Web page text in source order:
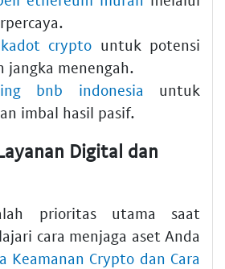
crypto untuk potensi
jangka menengah.
bnb indonesia untuk
imbal hasil pasif.
Digital dan
prioritas utama saat
cara menjaga aset Anda
Keamanan Crypto dan Cara